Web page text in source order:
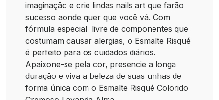
imaginação e crie lindas nails art que farão
sucesso aonde quer que você vá. Com
fórmula especial, livre de componentes que
costumam causar alergias, o Esmalte Risqué
é perfeito para os cuidados diários.
Apaixone-se pela cor, presencie a longa
duração e viva a beleza de suas unhas de
forma única com o Esmalte Risqué Colorido